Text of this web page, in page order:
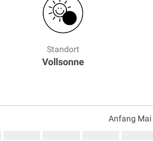
Standort
Vollsonne
Anfang Mai